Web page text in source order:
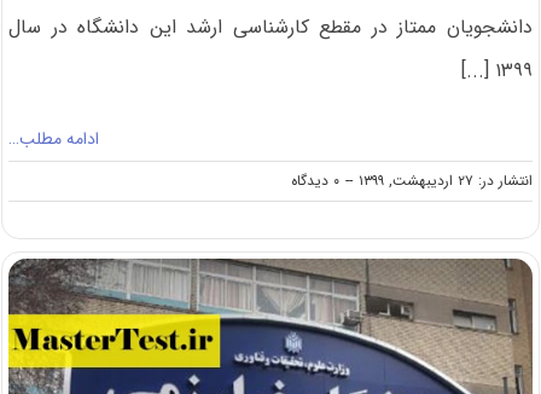
دانشجویان ممتاز در مقطع کارشناسی ارشد این دانشگاه در سال
۱۳۹۹ [...]
ادامه مطلب…
انتشار در: ۲۷ اردیبهشت, ۱۳۹۹ -- ۰ دیدگاه
on
پذیرش
ارشد
بدون
کنکور
۹۹
دانشگاه
رازی